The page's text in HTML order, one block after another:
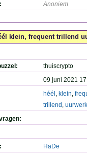
Anoniem
klein, frequent trillend
thuiscrypto
09 juni 2021
héél , klein,
trillend , uurwerk
HaDe